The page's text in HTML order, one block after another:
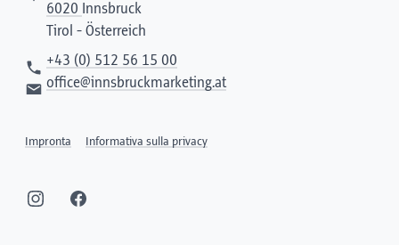
6020 Innsbruck
Tirol - Österreich
+43 (0) 512 56 15 00
office@innsbruckmarketing.at
Impronta Informativa sulla privacy